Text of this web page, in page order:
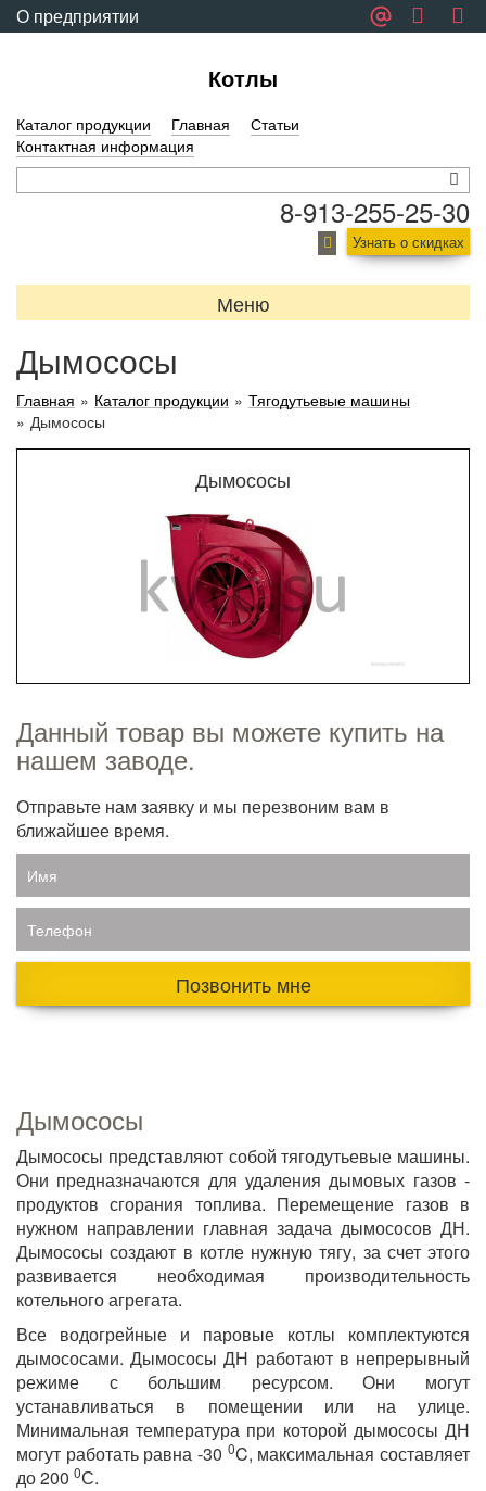
О предприятии
Котлы
Каталог продукции Главная
Статьи
Контактная информация
8-913-255-25-30
Узнать о скидках
Меню
Дымососы
Главная » Каталог продукции » Тягодутьевые машины
» Дымососы
Дымососы
Данный товар вы можете купить на
нашем заводе.
Отправьте нам заявку и мы перезвоним вам в
ближайшее время.
Имя
Телефон
Позвонить мне
Дымососы
Дымососы представляют собой тягодутьевые машины.
Они предназначаются для удаления дымовых газов -
продуктов сгорания топлива. Перемещение газов в
нужном направлении главная задача дымососов ДН.
Дымососы создают в котле нужную тягу, за счет этого
развивается необходимая производительность
котельного агрегата.
Все водогрейные и паровые котлы комплектуются
дымососами. Дымососы ДН работают в непрерывный
режиме с большим ресурсом. Они могут
устанавливаться в помещении или на улице.
Минимальная температура при которой дымососы ДН
могут работать равна -30 0C, максимальная составляет
до 200 0С.